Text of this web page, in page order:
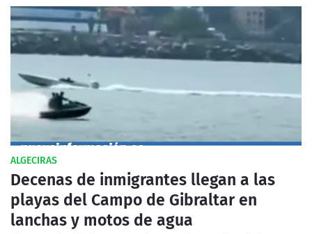
ALGECIRAS
Decenas de inmigrantes llegan a las
playas del Campo de Gibraltar en
lanchas y motos de agua